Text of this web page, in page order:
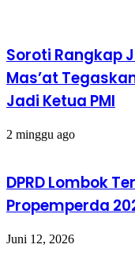
Soroti Rangkap
Mas’at
Jadi Ketua PMI
2 minggu ago
DPRD Lombok
Propemperda
Juni 12, 2026